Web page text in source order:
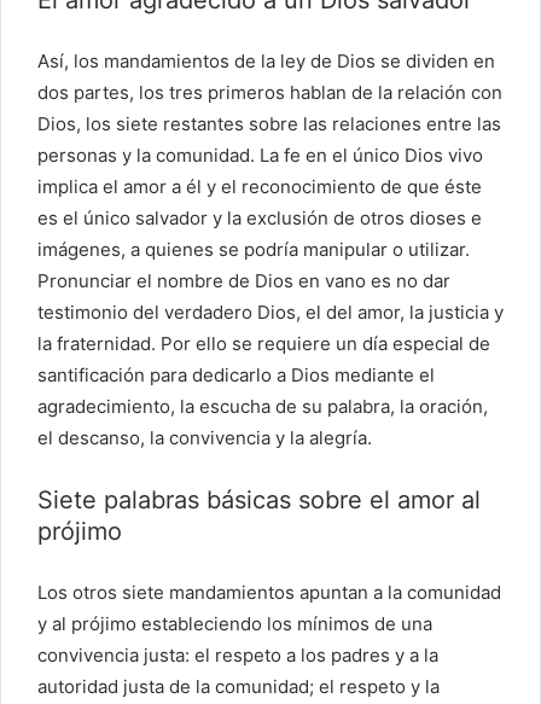
Así, los mandamientos de la ley de Dios se dividen en
dos partes, los tres primeros hablan de la relación con
Dios, los siete restantes sobre las relaciones entre las
personas y la comunidad. La fe en el único Dios vivo
implica el amor a él y el reconocimiento de que éste
es el único salvador y la exclusión de otros dioses e
imágenes, a quienes se podría manipular o utilizar.
Pronunciar el nombre de Dios en vano es no dar
testimonio del verdadero Dios, el del amor, la justicia y
la fraternidad. Por ello se requiere un día especial de
santificación para dedicarlo a Dios mediante el
agradecimiento, la escucha de su palabra, la oración,
el descanso, la convivencia y la alegría.
Siete palabras básicas sobre el amor al
prójimo
Los otros siete mandamientos apuntan a la comunidad
y al prójimo estableciendo los mínimos de una
convivencia justa: el respeto a los padres y a la
autoridad justa de la comunidad; el respeto y la